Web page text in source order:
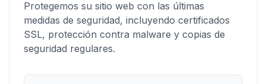
Protegemos su sitio web con las últimas
medidas de seguridad, incluyendo certificados
SSL, protección contra malware y copias de
seguridad regulares.